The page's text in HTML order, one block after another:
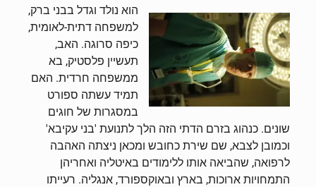
הוא נולד וגדל בבני ברק,
למשפחה דתית-לאומית,
כיפה סרוגה. האב,
תעשיין פלסטיק, בא
ממשפחה חרדית. האם
תמיד עשתה ספורט
במסגרות של חוגים
שונים. כנהוג בזרם הדתי הזה הלך לתנועת 'בני עקיבא'
וכמובן לצבא, שם שירת כחובש ומכאן ניצתה האהבה
לרפואה, שהביאה אותו ללימודים באיטליה ואחריהן
התמחויות ארוכות, בארץ ובאוקספורד, אנגליה. רעייתו